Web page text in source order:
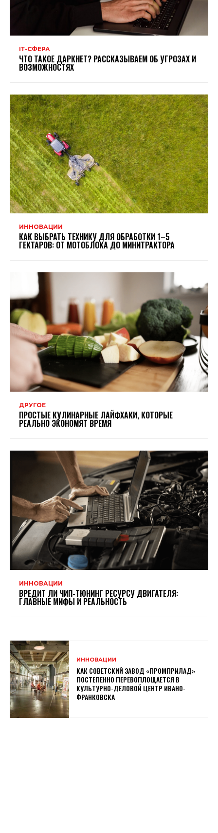
ІТ-СФЕРА
ЧТО ТАКОЕ ДАРКНЕТ? РАССКАЗЫВАЕМ ОБ УГРОЗАХ И
ВОЗМОЖНОСТЯХ
ИННОВАЦИИ
КАК ВЫБРАТЬ ТЕХНИКУ ДЛЯ ОБРАБОТКИ 1–5
ГЕКТАРОВ: ОТ МОТОБЛОКА ДО МИНИТРАКТОРА
ДРУГОЕ
ПРОСТЫЕ КУЛИНАРНЫЕ ЛАЙФХАКИ, КОТОРЫЕ
РЕАЛЬНО ЭКОНОМЯТ ВРЕМЯ
ИННОВАЦИИ
ВРЕДИТ ЛИ ЧИП-ТЮНИНГ РЕСУРСУ ДВИГАТЕЛЯ:
ГЛАВНЫЕ МИФЫ И РЕАЛЬНОСТЬ
ИННОВАЦИИ
КАК СОВЕТСКИЙ ЗАВОД «ПРОМПРИЛАД»
ПОСТЕПЕННО ПЕРЕВОПЛОЩАЕТСЯ В
КУЛЬТУРНО-ДЕЛОВОЙ ЦЕНТР ИВАНО-
ФРАНКОВСКА